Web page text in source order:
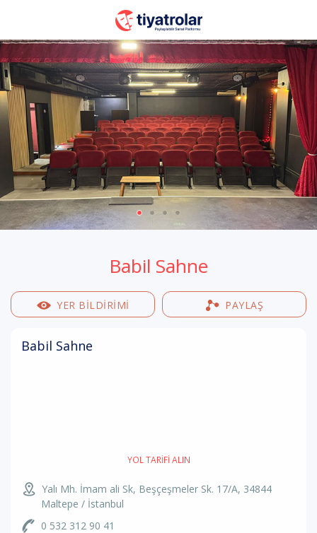
Babil Sahne
YER BILDIRIMI PAYLAŞ
Babil Sahne
YOL TARIFI ALIN
Yalı Mh. İmam ali Sk, Beşçeşmeler Sk. 17/A, 34844
Maltepe / İstanbul
0 532 312 90 41